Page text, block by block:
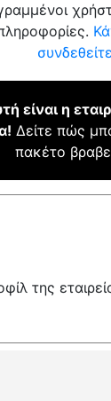
είναι η
Δείτε πώς
πακέτο
της